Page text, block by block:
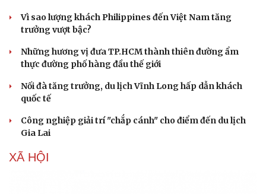
Vì sao lượng khách Philippines đến Việt Nam tăng
trưởng vượt bậc?
Những hương vị đưa TP.HCM thành thiên đường ẩm
thực đường phố hàng đầu thế giới
Nối đà tăng trưởng, du lịch Vĩnh Long hấp dẫn khách
quốc tế
Công nghiệp giải trí "chắp cánh" cho điểm đến du lịch
Gia Lai
XÃ HỘI